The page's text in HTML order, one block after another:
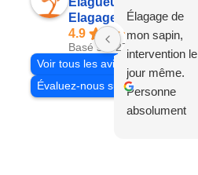
Elagage Villiers
4.9
Basé sur 27 avis
Voir tous les avis
Évaluez-nous sur
Élagage de
mon sapin,
intervention le
jour même.
Personne
absolument